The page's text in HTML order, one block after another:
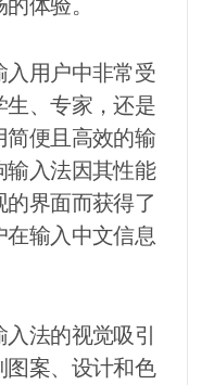
用户中非常受
、专家，还是
便且高效的输
输入法因其性能
界面而获得了
在输入中文信息
法的视觉吸引
图案、设计和色